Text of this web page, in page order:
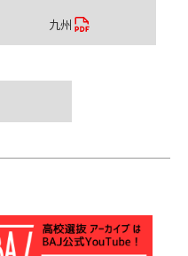
九州